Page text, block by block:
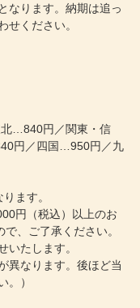
なります。納期は追っ
せください。
…840円／関東・信
円／四国…950円／九
ます。
円（税込）以上のお
、ご了承ください。
いたします。
異なります。後ほど当
。）